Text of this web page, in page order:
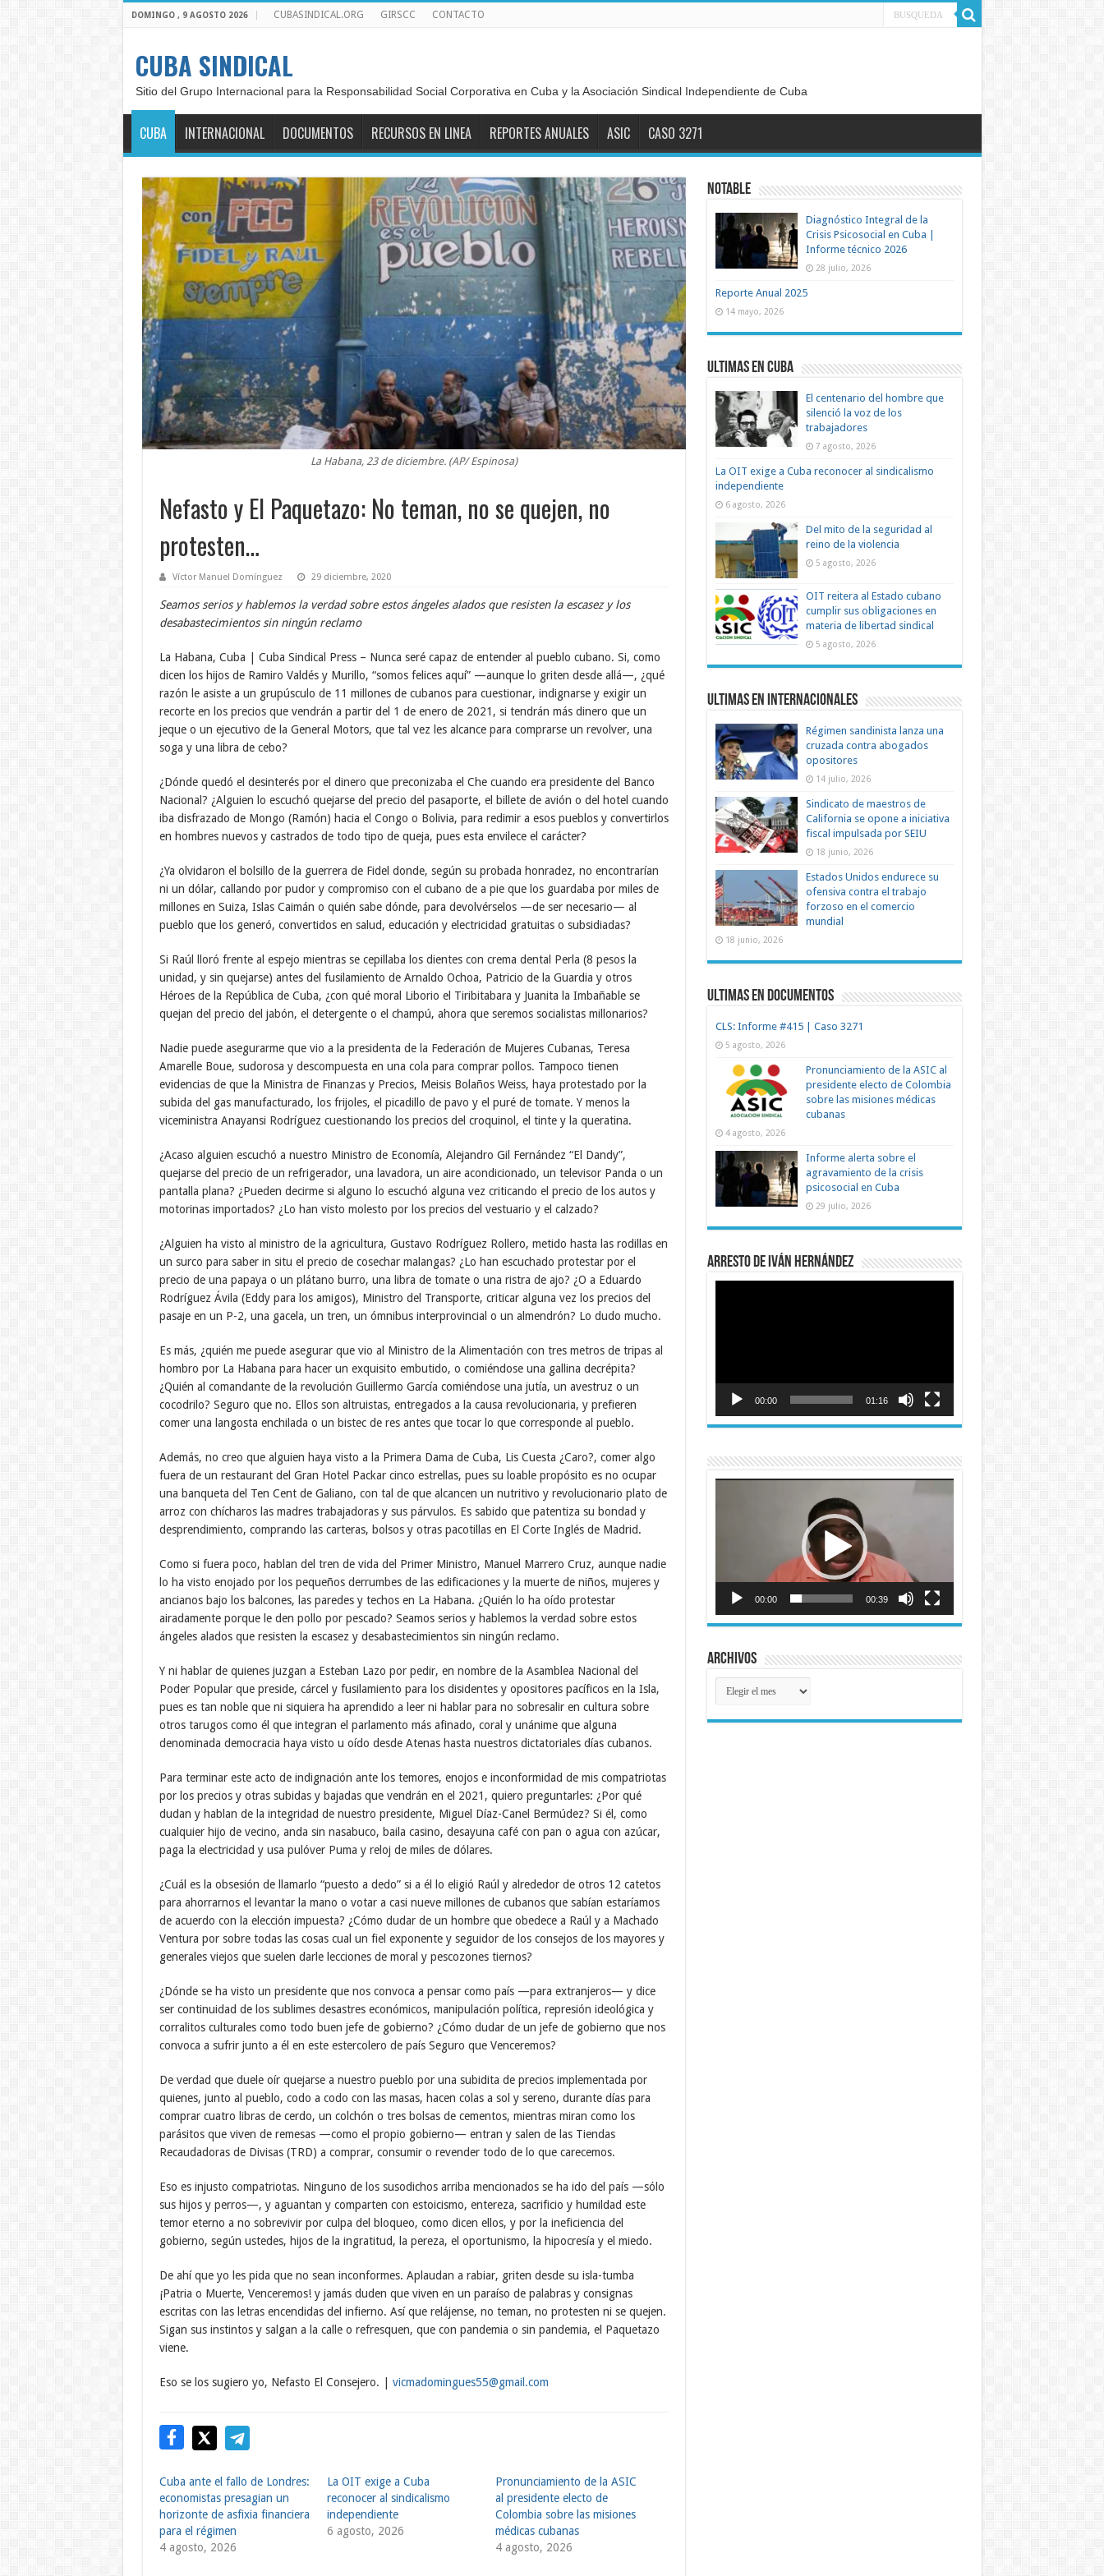
DOMINGO , 9 AGOSTO 2026 CUBASINDICAL.ORG GIRSCC CONTACTO
CUBA SINDICAL
Sitio del Grupo Internacional para la Responsabilidad Social Corporativa en Cuba y la Asociación Sindical Independiente de Cuba
CUBA INTERNACIONAL DOCUMENTOS RECURSOS EN LINEA REPORTES ANUALES ASIC CASO 3271
La Habana, 23 de diciembre. (AP/ Espinosa)
Nefasto y El Paquetazo: No teman, no se quejen, no
protesten…
Víctor Manuel Domínguez 29 diciembre, 2020
Seamos serios y hablemos la verdad sobre estos ángeles alados que resisten la escasez y los
desabastecimientos sin ningún reclamo
La Habana, Cuba | Cuba Sindical Press – Nunca seré capaz de entender al pueblo cubano. Si, como
dicen los hijos de Ramiro Valdés y Murillo, “somos felices aquí” —aunque lo griten desde allá—, ¿qué
razón le asiste a un grupúsculo de 11 millones de cubanos para cuestionar, indignarse y exigir un
recorte en los precios que vendrán a partir del 1 de enero de 2021, si tendrán más dinero que un
jeque o un ejecutivo de la General Motors, que tal vez les alcance para comprarse un revolver, una
soga y una libra de cebo?
¿Dónde quedó el desinterés por el dinero que preconizaba el Che cuando era presidente del Banco
Nacional? ¿Alguien lo escuchó quejarse del precio del pasaporte, el billete de avión o del hotel cuando
iba disfrazado de Mongo (Ramón) hacia el Congo o Bolivia, para redimir a esos pueblos y convertirlos
en hombres nuevos y castrados de todo tipo de queja, pues esta envilece el carácter?
¿Ya olvidaron el bolsillo de la guerrera de Fidel donde, según su probada honradez, no encontrarían
ni un dólar, callando por pudor y compromiso con el cubano de a pie que los guardaba por miles de
millones en Suiza, Islas Caimán o quién sabe dónde, para devolvérselos —de ser necesario— al
pueblo que los generó, convertidos en salud, educación y electricidad gratuitas o subsidiadas?
Si Raúl lloró frente al espejo mientras se cepillaba los dientes con crema dental Perla (8 pesos la
unidad, y sin quejarse) antes del fusilamiento de Arnaldo Ochoa, Patricio de la Guardia y otros
Héroes de la República de Cuba, ¿con qué moral Liborio el Tiribitabara y Juanita la Imbañable se
quejan del precio del jabón, el detergente o el champú, ahora que seremos socialistas millonarios?
Nadie puede asegurarme que vio a la presidenta de la Federación de Mujeres Cubanas, Teresa
Amarelle Boue, sudorosa y descompuesta en una cola para comprar pollos. Tampoco tienen
evidencias de que la Ministra de Finanzas y Precios, Meisis Bolaños Weiss, haya protestado por la
subida del gas manufacturado, los frijoles, el picadillo de pavo y el puré de tomate. Y menos la
viceministra Anayansi Rodríguez cuestionando los precios del croquinol, el tinte y la queratina.
¿Acaso alguien escuchó a nuestro Ministro de Economía, Alejandro Gil Fernández “El Dandy”,
quejarse del precio de un refrigerador, una lavadora, un aire acondicionado, un televisor Panda o un
pantalla plana? ¿Pueden decirme si alguno lo escuchó alguna vez criticando el precio de los autos y
motorinas importados? ¿Lo han visto molesto por los precios del vestuario y el calzado?
¿Alguien ha visto al ministro de la agricultura, Gustavo Rodríguez Rollero, metido hasta las rodillas en
un surco para saber in situ el precio de cosechar malangas? ¿Lo han escuchado protestar por el
precio de una papaya o un plátano burro, una libra de tomate o una ristra de ajo? ¿O a Eduardo
Rodríguez Ávila (Eddy para los amigos), Ministro del Transporte, criticar alguna vez los precios del
pasaje en un P-2, una gacela, un tren, un ómnibus interprovincial o un almendrón? Lo dudo mucho.
Es más, ¿quién me puede asegurar que vio al Ministro de la Alimentación con tres metros de tripas al
hombro por La Habana para hacer un exquisito embutido, o comiéndose una gallina decrépita?
¿Quién al comandante de la revolución Guillermo García comiéndose una jutía, un avestruz o un
cocodrilo? Seguro que no. Ellos son altruistas, entregados a la causa revolucionaria, y prefieren
comer una langosta enchilada o un bistec de res antes que tocar lo que corresponde al pueblo.
Además, no creo que alguien haya visto a la Primera Dama de Cuba, Lis Cuesta ¿Caro?, comer algo
fuera de un restaurant del Gran Hotel Packar cinco estrellas, pues su loable propósito es no ocupar
una banqueta del Ten Cent de Galiano, con tal de que alcancen un nutritivo y revolucionario plato de
arroz con chícharos las madres trabajadoras y sus párvulos. Es sabido que patentiza su bondad y
desprendimiento, comprando las carteras, bolsos y otras pacotillas en El Corte Inglés de Madrid.
Como si fuera poco, hablan del tren de vida del Primer Ministro, Manuel Marrero Cruz, aunque nadie
lo ha visto enojado por los pequeños derrumbes de las edificaciones y la muerte de niños, mujeres y
ancianos bajo los balcones, las paredes y techos en La Habana. ¿Quién lo ha oído protestar
airadamente porque le den pollo por pescado? Seamos serios y hablemos la verdad sobre estos
ángeles alados que resisten la escasez y desabastecimientos sin ningún reclamo.
Y ni hablar de quienes juzgan a Esteban Lazo por pedir, en nombre de la Asamblea Nacional del
Poder Popular que preside, cárcel y fusilamiento para los disidentes y opositores pacíficos en la Isla,
pues es tan noble que ni siquiera ha aprendido a leer ni hablar para no sobresalir en cultura sobre
otros tarugos como él que integran el parlamento más afinado, coral y unánime que alguna
denominada democracia haya visto u oído desde Atenas hasta nuestros dictatoriales días cubanos.
Para terminar este acto de indignación ante los temores, enojos e inconformidad de mis compatriotas
por los precios y otras subidas y bajadas que vendrán en el 2021, quiero preguntarles: ¿Por qué
dudan y hablan de la integridad de nuestro presidente, Miguel Díaz-Canel Bermúdez? Si él, como
cualquier hijo de vecino, anda sin nasabuco, baila casino, desayuna café con pan o agua con azúcar,
paga la electricidad y usa pulóver Puma y reloj de miles de dólares.
¿Cuál es la obsesión de llamarlo “puesto a dedo” si a él lo eligió Raúl y alrededor de otros 12 catetos
para ahorrarnos el levantar la mano o votar a casi nueve millones de cubanos que sabían estaríamos
de acuerdo con la elección impuesta? ¿Cómo dudar de un hombre que obedece a Raúl y a Machado
Ventura por sobre todas las cosas cual un fiel exponente y seguidor de los consejos de los mayores y
generales viejos que suelen darle lecciones de moral y pescozones tiernos?
¿Dónde se ha visto un presidente que nos convoca a pensar como país —para extranjeros— y dice
ser continuidad de los sublimes desastres económicos, manipulación política, represión ideológica y
corralitos culturales como todo buen jefe de gobierno? ¿Cómo dudar de un jefe de gobierno que nos
convoca a sufrir junto a él en este estercolero de país Seguro que Venceremos?
De verdad que duele oír quejarse a nuestro pueblo por una subidita de precios implementada por
quienes, junto al pueblo, codo a codo con las masas, hacen colas a sol y sereno, durante días para
comprar cuatro libras de cerdo, un colchón o tres bolsas de cementos, mientras miran como los
parásitos que viven de remesas —como el propio gobierno— entran y salen de las Tiendas
Recaudadoras de Divisas (TRD) a comprar, consumir o revender todo de lo que carecemos.
Eso es injusto compatriotas. Ninguno de los susodichos arriba mencionados se ha ido del país —sólo
sus hijos y perros—, y aguantan y comparten con estoicismo, entereza, sacrificio y humildad este
temor eterno a no sobrevivir por culpa del bloqueo, como dicen ellos, y por la ineficiencia del
gobierno, según ustedes, hijos de la ingratitud, la pereza, el oportunismo, la hipocresía y el miedo.
De ahí que yo les pida que no sean inconformes. Aplaudan a rabiar, griten desde su isla-tumba
¡Patria o Muerte, Venceremos! y jamás duden que viven en un paraíso de palabras y consignas
escritas con las letras encendidas del infierno. Así que relájense, no teman, no protesten ni se quejen.
Sigan sus instintos y salgan a la calle o refresquen, que con pandemia o sin pandemia, el Paquetazo
viene.
Eso se los sugiero yo, Nefasto El Consejero. | vicmadomingues55@gmail.com
Cuba ante el fallo de Londres:
economistas presagian un
horizonte de asfixia financiera
para el régimen
4 agosto, 2026
La OIT exige a Cuba
reconocer al sindicalismo
independiente
6 agosto, 2026
Pronunciamiento de la ASIC
al presidente electo de
Colombia sobre las misiones
médicas cubanas
4 agosto, 2026
Notable
Diagnóstico Integral de la
Crisis Psicosocial en Cuba |
Informe técnico 2026
28 julio, 2026
Reporte Anual 2025
14 mayo, 2026
Ultimas en Cuba
El centenario del hombre que
silenció la voz de los
trabajadores
7 agosto, 2026
La OIT exige a Cuba reconocer al sindicalismo
independiente
6 agosto, 2026
Del mito de la seguridad al
reino de la violencia
5 agosto, 2026
OIT reitera al Estado cubano
cumplir sus obligaciones en
materia de libertad sindical
5 agosto, 2026
Ultimas en Internacionales
Régimen sandinista lanza una
cruzada contra abogados
opositores
14 julio, 2026
Sindicato de maestros de
California se opone a iniciativa
fiscal impulsada por SEIU
18 junio, 2026
Estados Unidos endurece su
ofensiva contra el trabajo
forzoso en el comercio
mundial
18 junio, 2026
Ultimas en documentos
CLS: Informe #415 | Caso 3271
5 agosto, 2026
Pronunciamiento de la ASIC al
presidente electo de Colombia
sobre las misiones médicas
cubanas
4 agosto, 2026
Informe alerta sobre el
agravamiento de la crisis
psicosocial en Cuba
29 julio, 2026
Arresto de Iván Hernández
00:00 01:16
Reproductor
00:00 00:39
Archivos
Archivos